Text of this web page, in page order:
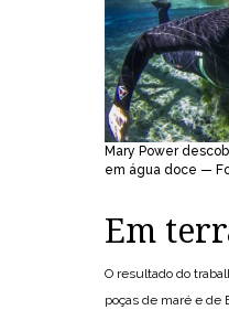
Mary Power
em água doce —
Em
O resultado do
poças de maré e de